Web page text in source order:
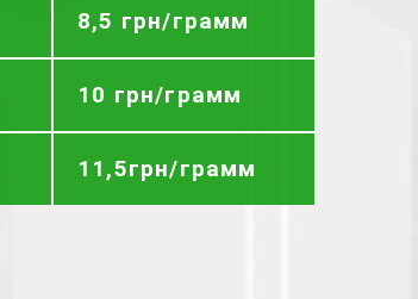
8,5 грн/грамм
10 грн/грамм
11,5грн/грамм